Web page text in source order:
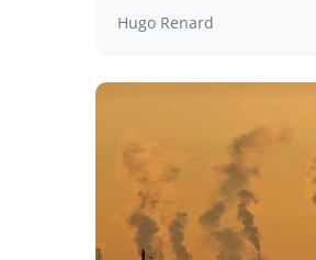
Hugo Renard